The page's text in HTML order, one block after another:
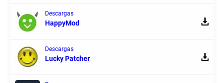
Descargas
HappyMod
Descargas
Lucky Patcher